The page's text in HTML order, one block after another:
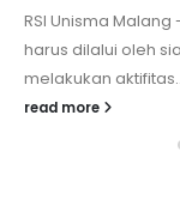
RSI Unisma
harus dilalui oleh
melakukan
read more